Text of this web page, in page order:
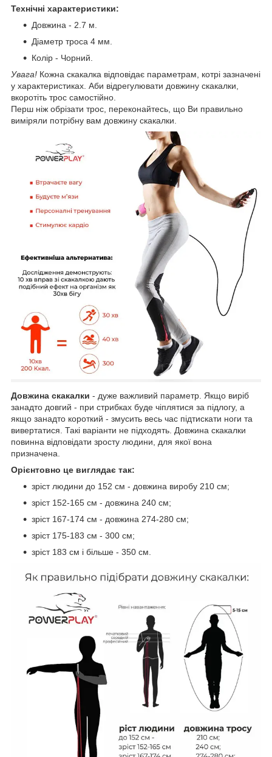
Технічні характеристики:
Довжина - 2.7 м.
Діаметр троса 4 мм.
Колір - Чорний.
Увага! Кожна скакалка відповідає параметрам, котрі зазначені
у характеристиках. Аби відрегулювати довжину скакалки,
вкоротіть трос самостійно.
Перш ніж обрізати трос, переконайтесь, що Ви правильно
виміряли потрібну вам довжину скакалки.
Довжина скакалки - дуже важливий параметр. Якщо виріб
занадто довгий - при стрибках буде чіплятися за підлогу, а
якщо занадто короткий - змусить весь час підтискати ноги та
вивертатися. Такі варіанти не підходять. Довжина скакалки
повинна відповідати зросту людини, для якої вона
призначена.
Орієнтовно це виглядає так:
зріст людини до 152 см - довжина виробу 210 см;
зріст 152-165 см - довжина 240 см;
зріст 167-174 см - довжина 274-280 см;
зріст 175-183 см - 300 см;
зріст 183 см і більше - 350 см.